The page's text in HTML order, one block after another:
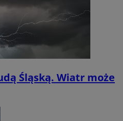
Śląską. Wiatr może